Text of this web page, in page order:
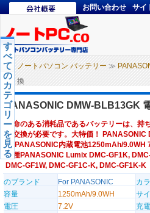
お問い合わせ サイ
ノートパソコン バッテリー ≫
換
す
べ
て
の
カ
テ
ゴ
リ
ー
を
見
る
PANASONIC DMW-BLB13GK
寿命のある消耗品であるバッテリーは、持
ー交換が必要です。大特価！ PANASONIC
ー,PANASONIC内蔵電池1250mAh/9.0WH
機種PANASONIC Lumix DMC-GF1K,
DMC-GF1W, DMC-GF1C-K, DMC-GF1K-K
のブランド
For PANASONIC カ
容量
1250mAh/9.0WH
サ
電圧
7.2V 充